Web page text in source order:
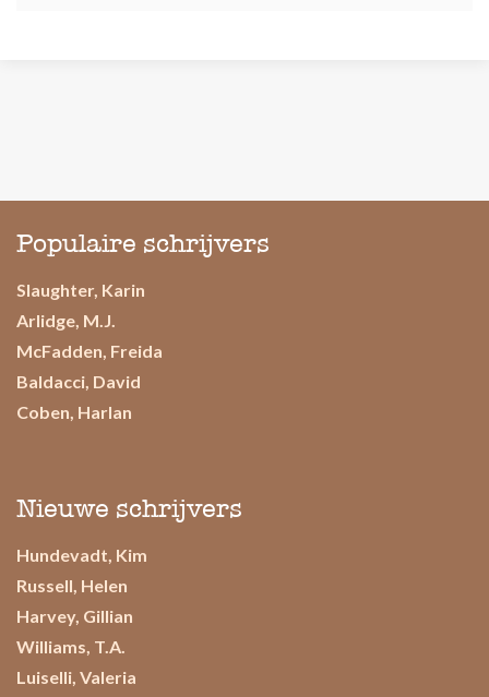
Populaire schrijvers
Slaughter, Karin
Arlidge, M.J.
McFadden, Freida
Baldacci, David
Coben, Harlan
Nieuwe schrijvers
Hundevadt, Kim
Russell, Helen
Harvey, Gillian
Williams, T.A.
Luiselli, Valeria